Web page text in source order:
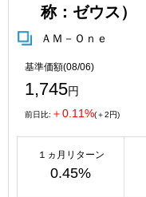
称：ゼウス）
ＡＭ－Ｏｎｅ
基準価額(08/06)
1,745円
前日比: ＋0.11%(＋2円)
１ヵ月リターン
0.45%